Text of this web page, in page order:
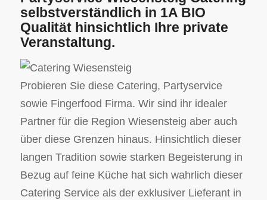
selbstverständlich in 1A BIO
Qualität hinsichtlich Ihre private
Veranstaltung.
Probieren Sie diese Catering, Partyservice
sowie Fingerfood Firma. Wir sind ihr idealer
Partner für die Region Wiesensteig aber auch
über diese Grenzen hinaus. Hinsichtlich dieser
langen Tradition sowie starken Begeisterung in
Bezug auf feine Küche hat sich wahrlich dieser
Catering Service als der exklusiver Lieferant in